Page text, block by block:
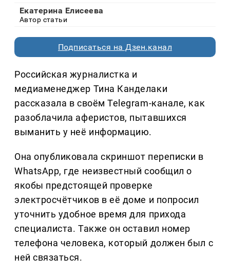
Екатерина Елисеева
Автор статьи
Подписаться на Дзен.канал
Российская журналистка и
медиаменеджер Тина Канделаки
рассказала в своём Telegram-канале, как
разоблачила аферистов, пытавшихся
выманить у неё информацию.
Она опубликовала скриншот переписки в
WhatsApp, где неизвестный сообщил о
якобы предстоящей проверке
электросчётчиков в её доме и попросил
уточнить удобное время для прихода
специалиста. Также он оставил номер
телефона человека, который должен был с
ней связаться.